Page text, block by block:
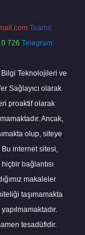
Teams:
726 Telegram:
Teknolojileri ve
Sağlayıcı olarak
proaktif olarak
Ancak,
olup, siteye
internet sitesi,
bağlantısı
makaleler
taşımamakta
tesadüfidir.